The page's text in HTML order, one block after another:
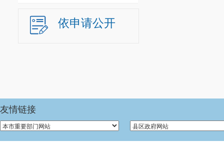
依申请公开
友情链接